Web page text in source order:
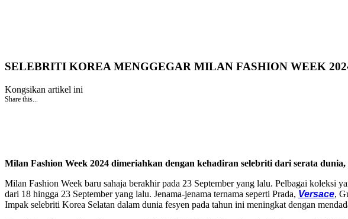
SELEBRITI KOREA MENGGEGAR MILAN FASHION WEEK
Kongsikan artikel ini
Share this...
Milan Fashion Week 2024 dimeriahkan dengan kehadiran selebriti dari serata
Milan Fashion Week baru sahaja berakhir pada 23 September yang lalu. Pelbagai
dari 18 hingga 23 September yang lalu. Jenama-jenama ternama seperti Prada, Versace,
Impak selebriti Korea Selatan dalam dunia fesyen pada tahun ini meningkat dengan